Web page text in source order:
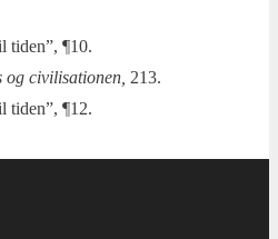
tiden”, ¶10.
og civi­li­sa­tio­nen, 213.
tiden”, ¶12.